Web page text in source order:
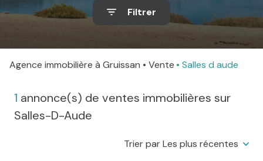
Notre
Contact
Filtrer
Agence immobilière à Gruissan Vente Salles d aude
1 annonce(s) de ventes immobilières sur
Salles-D-Aude
Trier par Les plus récentes